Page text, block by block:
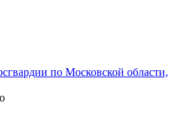
по Московской области,